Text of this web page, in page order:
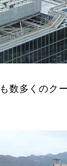
数多くのク